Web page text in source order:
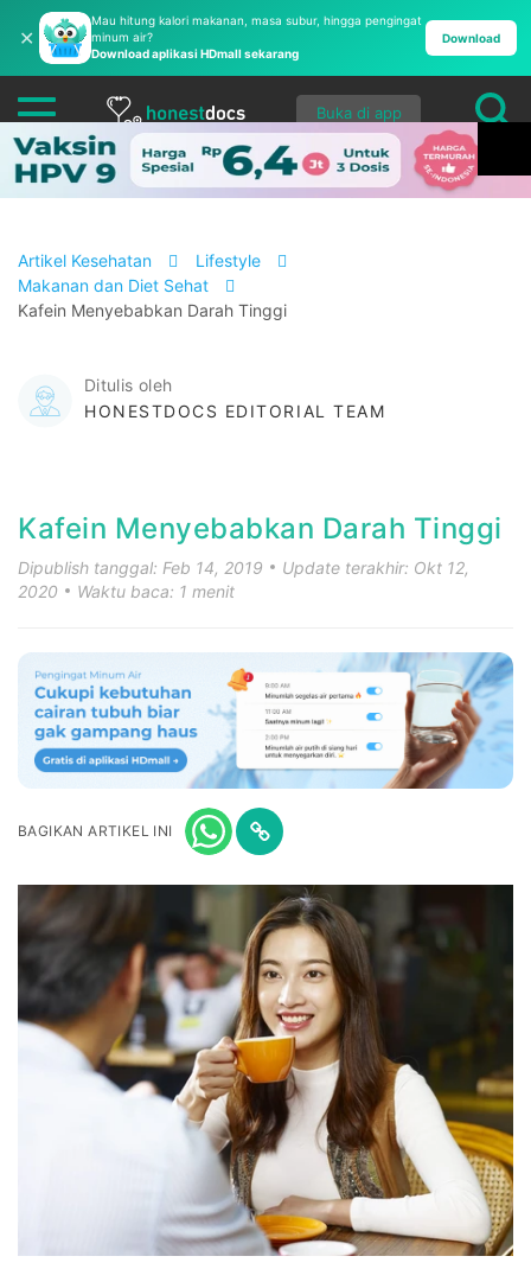
✕
Mau hitung kalori makanan, masa subur, hingga pengingat
minum air?
Download aplikasi HDmall sekarang
Download
Buka di app
Artikel Kesehatan
Lifestyle
Makanan dan Diet Sehat
Kafein Menyebabkan Darah Tinggi
Ditulis oleh
HONESTDOCS EDITORIAL TEAM
Kafein Menyebabkan Darah Tinggi
Dipublish tanggal: Feb 14, 2019
Update terakhir: Okt 12,
2020
Waktu baca: 1 menit
BAGIKAN ARTIKEL INI